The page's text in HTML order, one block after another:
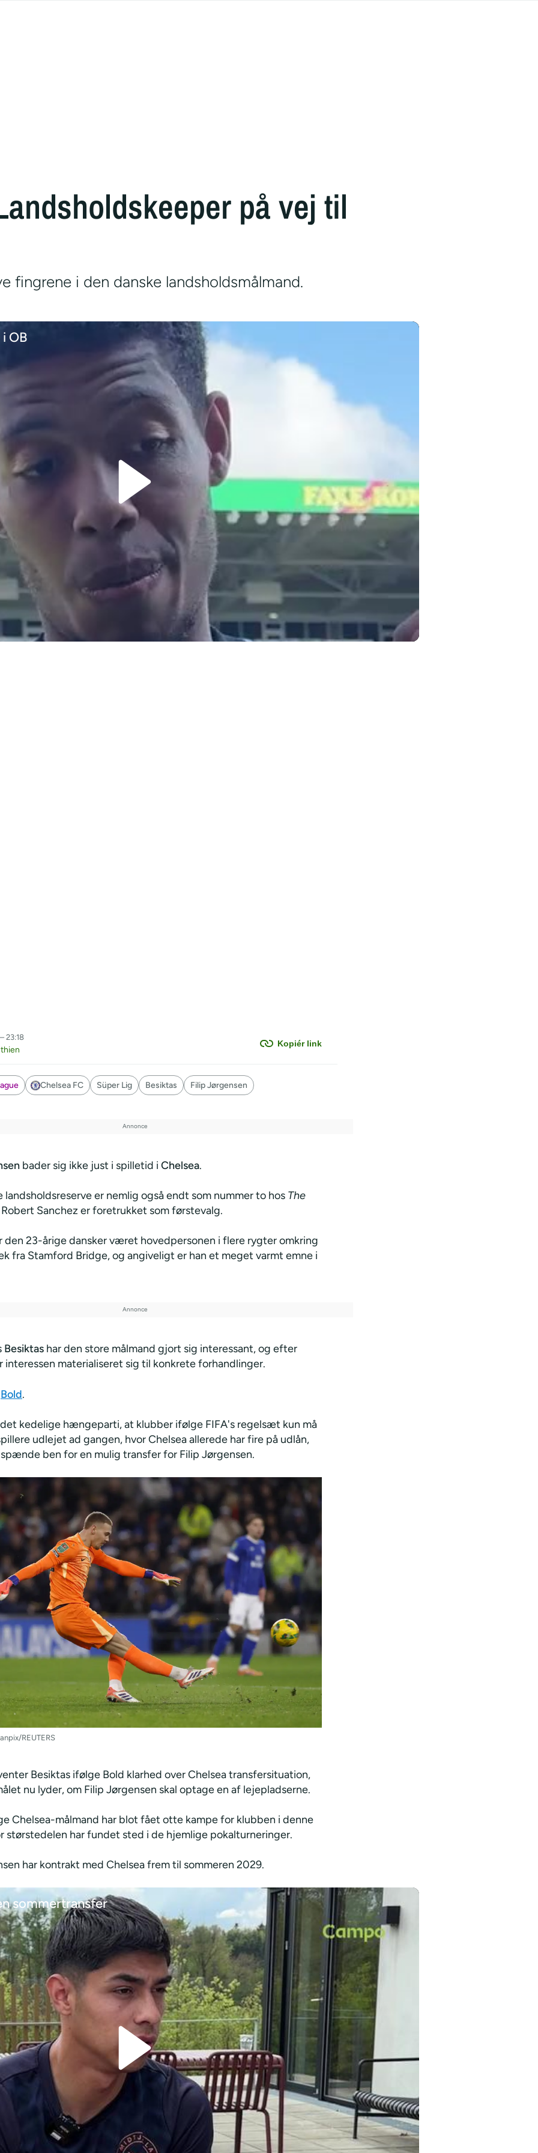
på vej til
fingrene i den danske landsholdsmålmand.
OB
Kopiér link
23:18
Chelsea FC Süper Lig Besiktas Filip Jørgensen
bader sig ikke just i spilletid i Chelsea.
landsholdsreserve er nemlig også endt som nummer to hos The
Robert Sanchez er foretrukket som førstevalg.
den 23-årige dansker været hovedpersonen i flere rygter omkring
fra Stamford Bridge, og angiveligt er han et meget varmt emne i
Besiktas har den store målmand gjort sig interessant, og efter
interessen materialiseret sig til konkrete forhandlinger.
Bold.
kedelige hængeparti, at klubber ifølge FIFA's regelsæt kun må
udlejet ad gangen, hvor Chelsea allerede har fire på udlån,
ben for en mulig transfer for Filip Jørgensen.
REUTERS
Besiktas ifølge Bold klarhed over Chelsea transfersituation,
nu lyder, om Filip Jørgensen skal optage en af lejepladserne.
Chelsea-målmand har blot fået otte kampe for klubben i denne
størstedelen har fundet sted i de hjemlige pokalturneringer.
har kontrakt med Chelsea frem til sommeren 2029.
sommertransfer